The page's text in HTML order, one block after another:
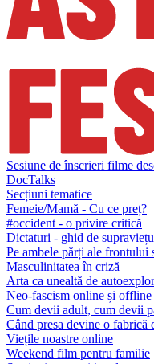
Sesiune de înscrieri filme
DocTalks
Secțiuni tematice
Femeie/Mamă - Cu ce preț?
#occident - o privire critică
Dictaturi - ghid de
Pe ambele părți ale frontului
Masculinitatea în criză
Arta ca unealtă de
Neo-fascism online și offline
Cum devii adult, cum devii
Când presa devine o fabrică
Viețile noastre online
Weekend film pentru familie